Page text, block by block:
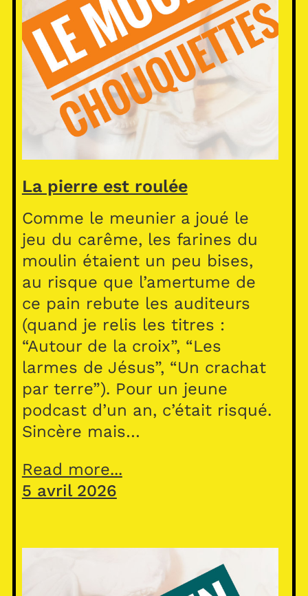
La pierre est roulée
Comme le meunier a joué le
jeu du carême, les farines du
moulin étaient un peu bises,
au risque que l’amertume de
ce pain rebute les auditeurs
(quand je relis les titres :
“Autour de la croix”, “Les
larmes de Jésus”, “Un crachat
par terre”). Pour un jeune
podcast d’un an, c’était risqué.
Sincère mais…
Read more...
5 avril 2026